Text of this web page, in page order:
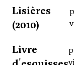
Lisières
(2010)
Livre